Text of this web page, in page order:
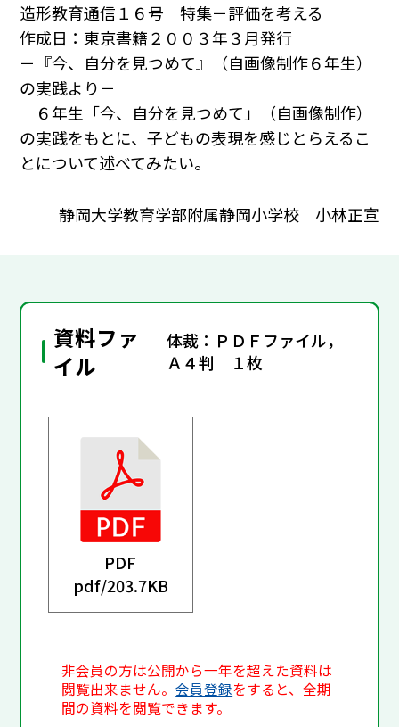
造形教育通信１６号 特集－評価を考える
作成日：東京書籍２００３年３月発行
－『今、自分を見つめて』（自画像制作６年生）
の実践より－
６年生「今、自分を見つめて」（自画像制作）
の実践をもとに、子どもの表現を感じとらえるこ
とについて述べてみたい。
静岡大学教育学部附属静岡小学校 小林正宣
資料ファ
イル
体裁：ＰＤＦファイル，
Ａ４判 １枚
PDF
pdf/203.7KB
非会員の方は公開から一年を超えた資料は
閲覧出来ません。会員登録をすると、全期
間の資料を閲覧できます。